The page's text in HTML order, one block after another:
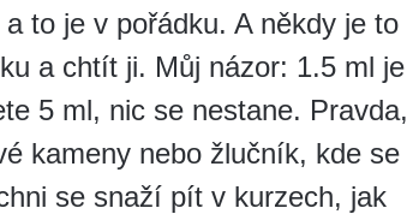
to je v pořádku. A někdy je to
a chtít ji. Můj názor: 1.5 ml je
5 ml, nic se nestane. Pravda,
kameny nebo žlučník, kde se
se snaží pít v kurzech, jak